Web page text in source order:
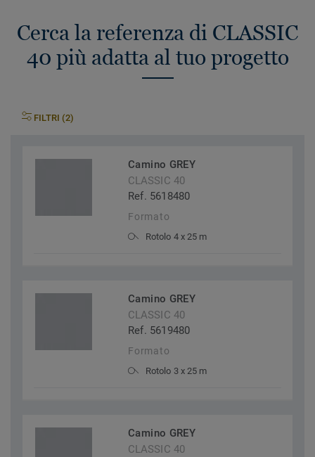
Cerca la referenza di CLASSIC
40 più adatta al tuo progetto
FILTRI (2)
Camino GREY
CLASSIC 40
Ref. 5618480
Formato
Rotolo 4 x 25 m
Camino GREY
CLASSIC 40
Ref. 5619480
Formato
Rotolo 3 x 25 m
Camino GREY
CLASSIC 40